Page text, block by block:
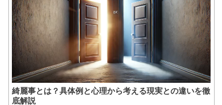
綺麗事とは？具体例と心理から考える現実との違いを徹
底解説